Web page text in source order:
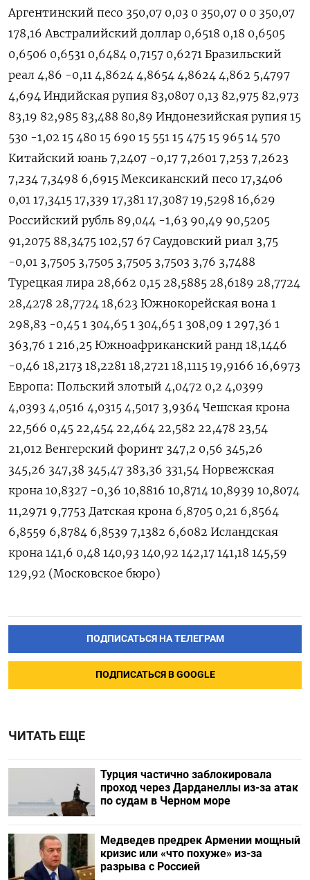
Аргентинский песо 350,07 0,03 0 350,07 0 0 350,07
178,16 Австралийский доллар 0,6518 0,18 0,6505
0,6506 0,6531 0,6484 0,7157 0,6271 Бразильский
реал 4,86 -0,11 4,8624 4,8654 4,8624 4,862 5,4797
4,694 Индийская рупия 83,0807 0,13 82,975 82,973
83,19 82,985 83,488 80,89 Индонезийская рупия 15
530 -1,02 15 480 15 690 15 551 15 475 15 965 14 570
Китайский юань 7,2407 -0,17 7,2601 7,253 7,2623
7,234 7,3498 6,6915 Мексиканский песо 17,3406
0,01 17,3415 17,339 17,381 17,3087 19,5298 16,629
Российский рубль 89,044 -1,63 90,49 90,5205
91,2075 88,3475 102,57 67 Саудовский риал 3,75
-0,01 3,7505 3,7505 3,7505 3,7503 3,76 3,7488
Турецкая лира 28,662 0,15 28,5885 28,6189 28,7724
28,4278 28,7724 18,623 Южнокорейская вона 1
298,83 -0,45 1 304,65 1 304,65 1 308,09 1 297,36 1
363,76 1 216,25 Южноафриканский ранд 18,1446
-0,46 18,2173 18,2281 18,2721 18,1115 19,9166 16,6973
Европа: Польский злотый 4,0472 0,2 4,0399
4,0393 4,0516 4,0315 4,5017 3,9364 Чешская крона
22,566 0,45 22,454 22,464 22,582 22,478 23,54
21,012 Венгерский форинт 347,2 0,56 345,26
345,26 347,38 345,47 383,36 331,54 Норвежская
крона 10,8327 -0,36 10,8816 10,8714 10,8939 10,8074
11,2971 9,7753 Датская крона 6,8705 0,21 6,8564
6,8559 6,8784 6,8539 7,1382 6,6082 Исландская
крона 141,6 0,48 140,93 140,92 142,17 141,18 145,59
129,92 (Московское бюро)
ПОДПИСАТЬСЯ НА ТЕЛЕГРАМ
ПОДПИСАТЬСЯ В GOOGLE
ЧИТАТЬ ЕЩЕ
Турция частично заблокировала
проход через Дарданеллы из-за атак
по судам в Черном море
Медведев предрек Армении мощный
кризис или «что похуже» из-за
разрыва с Россией